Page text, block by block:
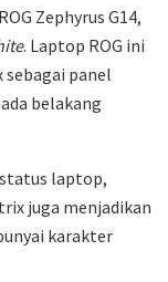
Zephyrus G14,
. Laptop ROG ini
panel
belakang
laptop,
juga menjadikan
karakter